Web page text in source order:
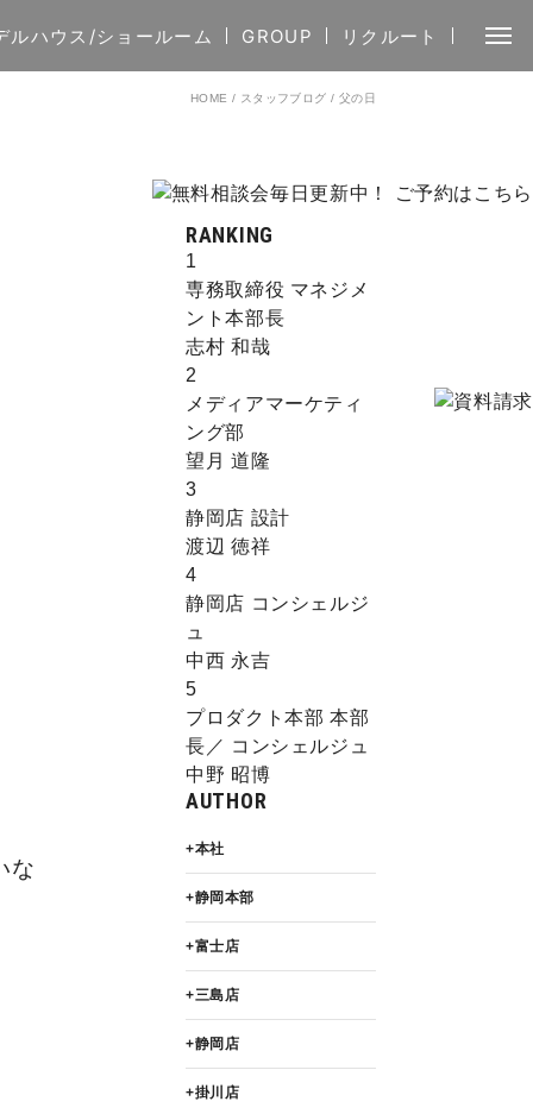
ルハウス/ショールーム GROUP リクルート
HOME / スタッフブログ / 父の日
な
RANKING
1
専務取締役 マネジメ
ント本部長
志村 和哉
2
メディアマーケティ
ング部
望月 道隆
3
静岡店 設計
渡辺 徳祥
4
静岡店 コンシェルジ
ュ
中西 永吉
5
プロダクト本部 本部
長／ コンシェルジュ
中野 昭博
AUTHOR
本社
静岡本部
富士店
三島店
静岡店
掛川店